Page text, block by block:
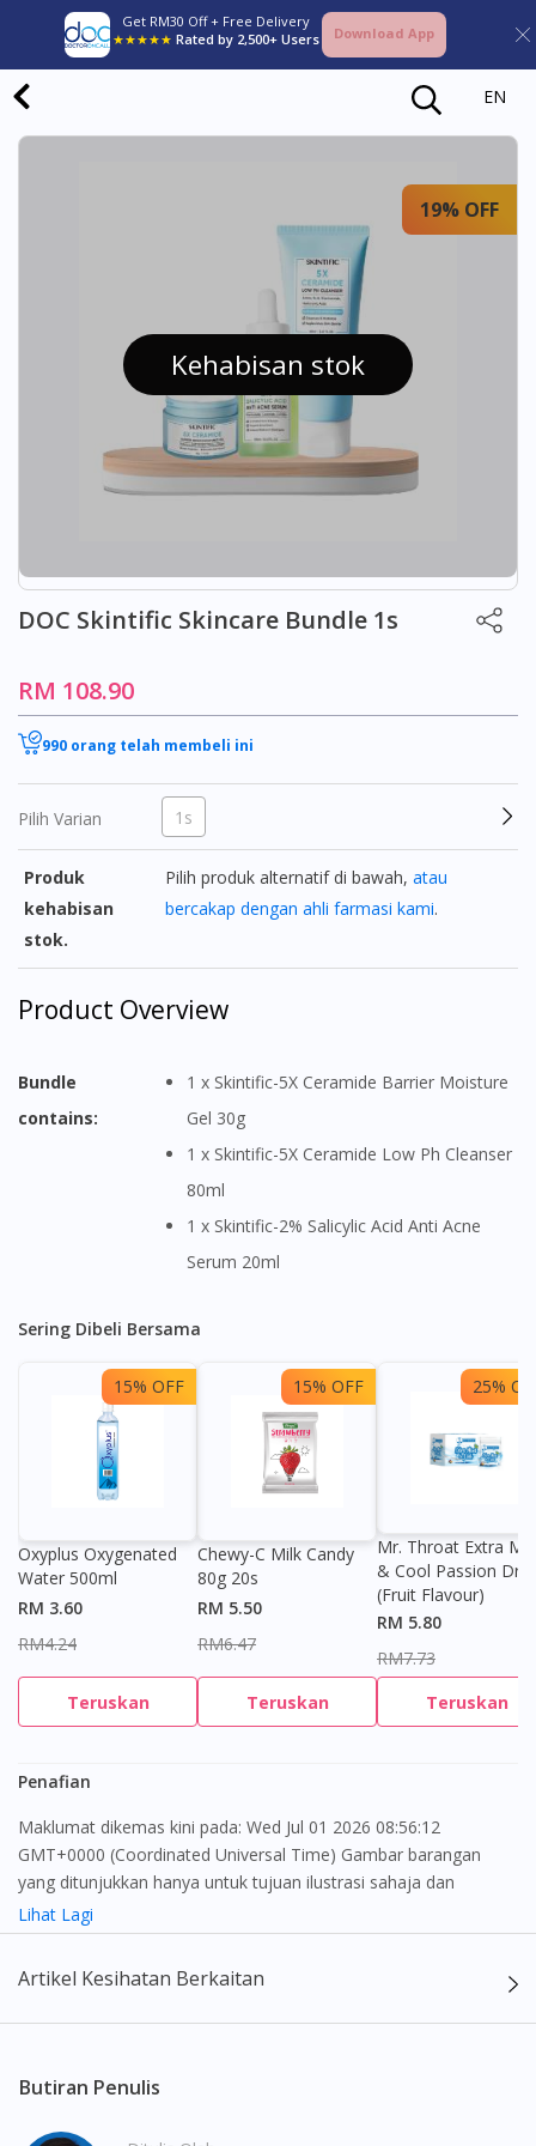
Get RM30 Off + Free Delivery
★★★★★ Rated by 2,500+ Users Download App
EN
Kehabisan stok
19% OFF
DOC Skintific Skincare Bundle 1s
RM 108.90
990 orang telah membeli ini
Pilih Varian 1s
Produk
kehabisan
stok.
Pilih produk alternatif di bawah,atau
bercakap dengan ahli farmasi kami.
Product Overview
Bundle
contains:
1 x Skintific-5X Ceramide Barrier Moisture
Gel 30g
1 x Skintific-5X Ceramide Low Ph Cleanser
80ml
1 x Skintific-2% Salicylic Acid Anti Acne
Serum 20ml
Sering Dibeli Bersama
15% OFF
Oxyplus Oxygenated
Water 500ml
RM 3.60
RM4.24
Teruskan
15% OFF
Chewy-C Milk Candy
80g 20s
RM 5.50
RM6.47
Teruskan
25%
Mr. Throat Extra
& Cool Passion
(Fruit Flavour)
RM 5.80
RM7.73
Teruskan
Penafian
Maklumat dikemas kini pada: Wed Jul 01 2026 08:56:12
GMT+0000 (Coordinated Universal Time) Gambar barangan
yang ditunjukkan hanya untuk tujuan ilustrasi sahaja dan
mungkin tidak seperti produk yang sebenar
maklumat sahaja, bagi kegunaan para pengamal perubatan dan
bukan bertujuan sebagai rujukan kepada pengguna untuk
seorang pengamal perubatan. Keberkesanan dan kesan
pengguna dengan pengguna yang lain. Kami tidak menyarankan
Lihat Lagi
Artikel Kesihatan Berkaitan
Butiran Penulis